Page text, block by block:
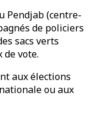
Pendjab (centre-
de policiers
sacs verts
vote.
aux élections
ou aux